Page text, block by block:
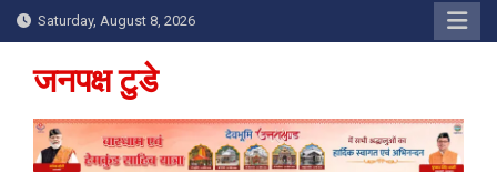
Skip
to
content
Saturday, August 8, 2026
जनपक्ष टुडे